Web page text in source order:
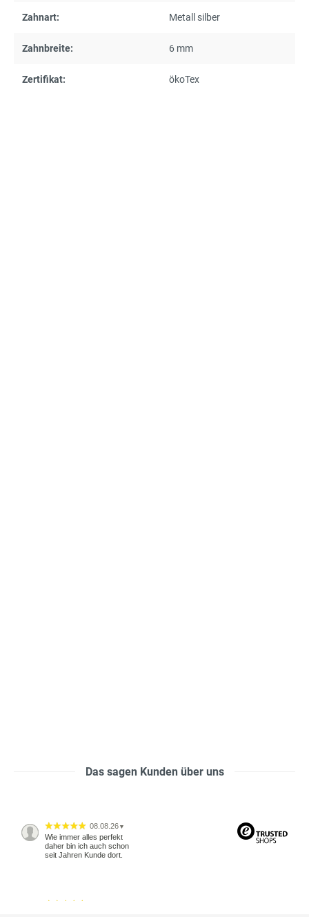
Zahnart: Metall silber
Zahnbreite: 6 mm
Zertifikat: ökoTex
Das sagen Kunden über uns
08.08.26 ▼
Wie immer alles perfekt
daher bin ich auch schon
seit Jahren Kunde dort.